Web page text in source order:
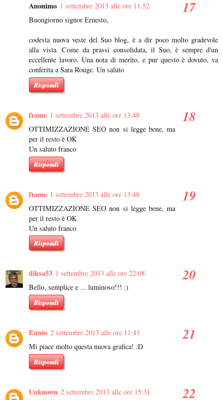
Anonimo 1 settembre 2013 alle ore 11:52
Buongiorno signor Ernesto,
codesta nuova veste del Suo blog, è a dir poco molto gradevole
alla vista. Come da prassi consolidata, il Suo, è sempre d'un
eccellente lavoro. Una nota di merito, e pur questo è dovuto, va
conferita a Sara Rouge. Un saluto
Rispondi
frame 1 settembre 2013 alle ore 13:48
OTTIMIZZAZIONE SEO non si legge bene, ma
per il resto è OK
Un saluto franco
Rispondi
frame 1 settembre 2013 alle ore 13:48
OTTIMIZZAZIONE SEO non si legge bene, ma
per il resto è OK
Un saluto franco
Rispondi
diksa53 1 settembre 2013 alle ore 22:08
Bello, semplice e ... luminoso!!! :)
Rispondi
Ennio 2 settembre 2013 alle ore 11:41
Mi piace molto questa nuova grafica! :D
Rispondi
Unknown 2 settembre 2013 alle ore 15:31